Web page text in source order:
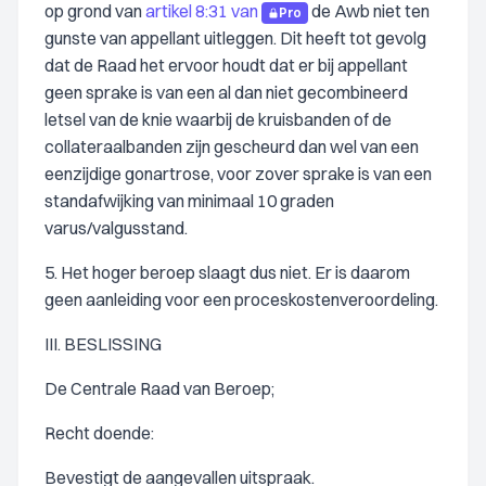
op grond vanartikel 8:31 van Pro
de Awb niet ten
gunste van appellant uitleggen. Dit heeft tot gevolg
dat de Raad het ervoor houdt dat er bij appellant
geen sprake is van een al dan niet gecombineerd
letsel van de knie waarbij de kruisbanden of de
collateraalbanden zijn gescheurd dan wel van een
eenzijdige gonartrose, voor zover sprake is van een
standafwijking van minimaal 10 graden
varus/valgusstand.
5. Het hoger beroep slaagt dus niet. Er is daarom
geen aanleiding voor een proceskostenveroordeling.
III. BESLISSING
De Centrale Raad van Beroep;
Recht doende:
Bevestigt de aangevallen uitspraak.